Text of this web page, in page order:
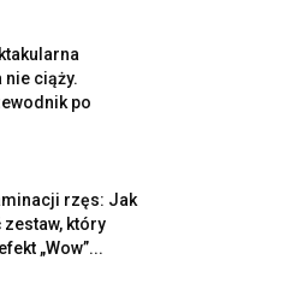
nie ciąży.
po
rzęs: Jak
który
„Wow”...